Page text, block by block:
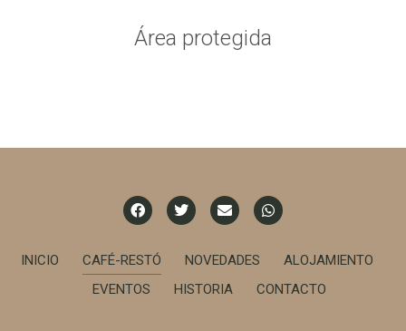
Área protegida
INICIO CAFÉ-RESTÓ NOVEDADES
ALOJAMIENTO
EVENTOS
HISTORIA CONTACTO